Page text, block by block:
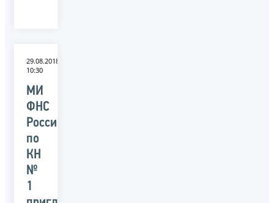
29.08.2018
10:30
МИ
ФНС
России
по
КН
№
1